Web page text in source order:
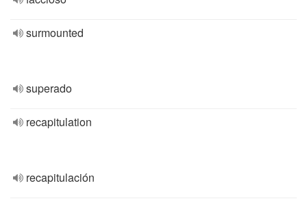
surmounted
superado
recapitulation
recapitulación